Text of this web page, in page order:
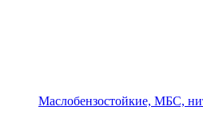
Маслобензостойкие, МБС,